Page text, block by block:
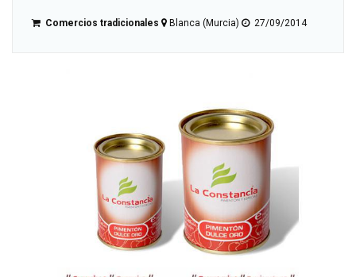
Comercios tradicionales Blanca (Murcia) 27/09/2014